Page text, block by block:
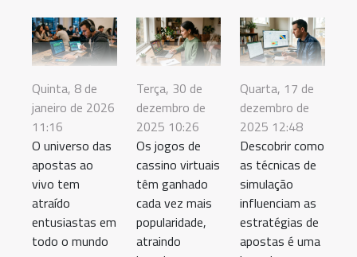
Quinta, 8 de
janeiro de 2026
11:16
O universo das
apostas ao
vivo tem
atraído
entusiastas em
todo o mundo
Terça, 30 de
dezembro de
2025 10:26
Os jogos de
cassino virtuais
têm ganhado
cada vez mais
popularidade,
atraindo
Quarta, 17 de
dezembro de
2025 12:48
Descobrir como
as técnicas de
simulação
influenciam as
estratégias de
apostas é uma